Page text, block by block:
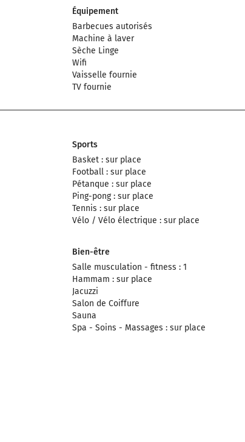
Équipement
Barbecues autorisés
Machine à laver
Sèche Linge
Wifi
Vaisselle fournie
TV fournie
Sports
Basket : sur place
Football : sur place
Pétanque : sur place
Ping-pong : sur place
Tennis : sur place
Vélo / Vélo électrique : sur place
Bien-être
Salle musculation - fitness : 1
Hammam : sur place
Jacuzzi
Salon de Coiffure
Sauna
Spa - Soins - Massages : sur place